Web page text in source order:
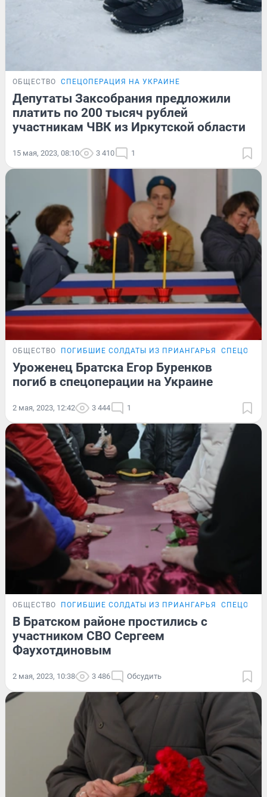
ОБЩЕСТВО СПЕЦОПЕРАЦИЯ НА УКРАИНЕ
Депутаты Заксобрания предложили
платить по 200 тысяч рублей
участникам ЧВК из Иркутской области
15 мая, 2023, 08:10 3 410 1
ОБЩЕСТВО ПОГИБШИЕ СОЛДАТЫ ИЗ ПРИАНГАРЬЯ
Уроженец Братска Егор Буренков
погиб в спецоперации на Украине
2 мая, 2023, 12:42 3 444 1
ОБЩЕСТВО ПОГИБШИЕ СОЛДАТЫ ИЗ ПРИАНГАРЬЯ
В Братском районе простились с
участником СВО Сергеем
Фаухотдиновым
2 мая, 2023, 10:38 3 486 Обсудить